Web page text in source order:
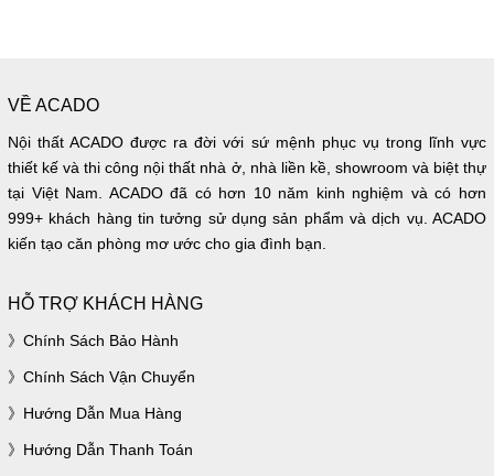
VỀ ACADO
Nội thất ACADO được ra đời với sứ mệnh phục vụ trong lĩnh vực
thiết kế và thi công nội thất nhà ở, nhà liền kề, showroom và biệt thự
tại Việt Nam. ACADO đã có hơn 10 năm kinh nghiệm và có hơn
999+ khách hàng tin tưởng sử dụng sản phẩm và dịch vụ. ACADO
kiến tạo căn phòng mơ ước cho gia đình bạn.
HỖ TRỢ KHÁCH HÀNG
Chính Sách Bảo Hành
Chính Sách Vận Chuyển
Hướng Dẫn Mua Hàng
Hướng Dẫn Thanh Toán